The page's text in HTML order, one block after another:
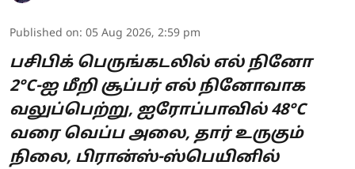
Published on: 05 Aug 2026, 2:59 pm
பசிபிக் பெருங்கடலில் எல் நினோ
2°C-ஐ மீறி சூப்பர் எல் நினோவாக
வலுப்பெற்று, ஐரோப்பாவில் 48°C
வரை வெப்ப அலை, தார் உருகும்
நிலை, பிரான்ஸ்-ஸ்பெயினில்